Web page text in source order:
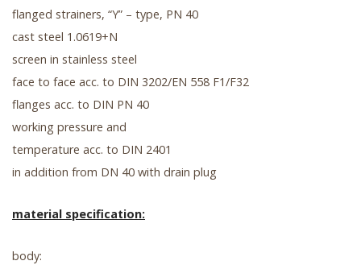
flanged strainers, “Y” – type, PN 40
cast steel 1.0619+N
screen in stainless steel
face to face acc. to DIN 3202/EN 558 F1/F32
flanges acc. to DIN PN 40
working pressure and
temperature acc. to DIN 2401
in addition from DN 40 with drain plug
material specification:
body: